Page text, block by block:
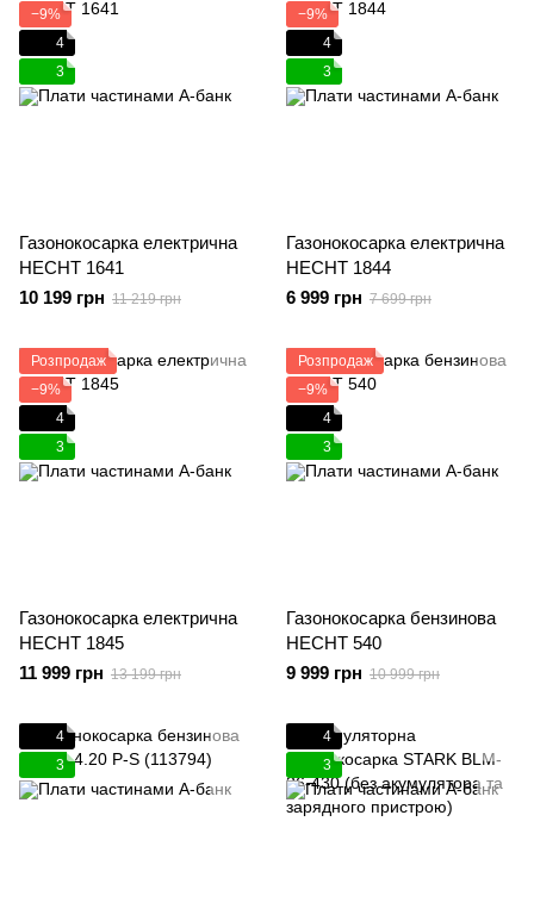
−9%
4
3
Газонокосарка електрична
HECHT 1641
10 199 грн 11 219 грн
−9%
4
3
Газонокосарка електрична
HECHT 1844
6 999 грн 7 699 грн
Розпродаж
−9%
4
3
Газонокосарка електрична
HECHT 1845
11 999 грн 13 199 грн
Розпродаж
−9%
4
3
Газонокосарка бензинова
HECHT 540
9 999 грн 10 999 грн
4
3
4
3